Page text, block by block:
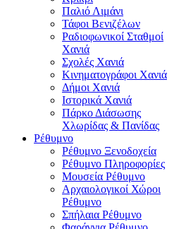
Παλιό Λιμάνι
Τάφοι Βενιζέλων
Ραδιοφωνικοί Σταθμοί
Χανιά
Σχολές Χανιά
Κινηματογράφοι Χανιά
Δήμοι Χανιά
Ιστορικά Χανιά
Πάρκο Διάσωσης
Χλωρίδας & Πανίδας
Ρέθυμνο
Ρέθυμνο Ξενοδοχεία
Ρέθυμνο Πληροφορίες
Μουσεία Ρέθυμνο
Αρχαιολογικοί Χώροι
Ρέθυμνο
Σπήλαια Ρέθυμνο